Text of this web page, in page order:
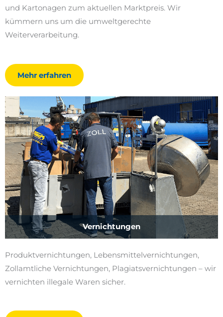
und Kartonagen zum aktuellen Marktpreis. Wir
kümmern uns um die umweltgerechte
Weiterverarbeitung.
Mehr erfahren
Vernichtungen
Produktvernichtungen, Lebensmittelvernichtungen,
Zollamtliche Vernichtungen, Plagiatsvernichtungen ­– wir
vernichten illegale Waren sicher.